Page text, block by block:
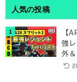
人気の投稿
【
強
外